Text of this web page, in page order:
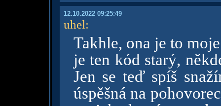
12.10.2022 09:25:49
uhel:
Takhle, ona je to
je ten kód starý,
Jen se teď spíš
úspěšná na